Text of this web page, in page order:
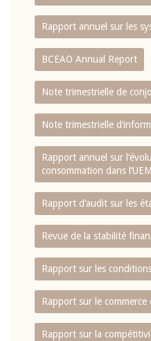
Rapport annuel sur les
BCEAO Annual Report
Note trimestrielle de
Note trimestrielle
Rapport annuel sur
consommation dans
Rapport d‘audit sur les
Revue de la stabilité
Rapport sur les
Rapport sur le commerce
Rapport sur la